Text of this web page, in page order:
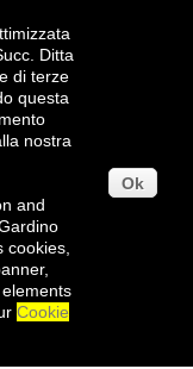
Ditta
di terze
questa
nostra
and
cookies,
,
Cookie
Ok